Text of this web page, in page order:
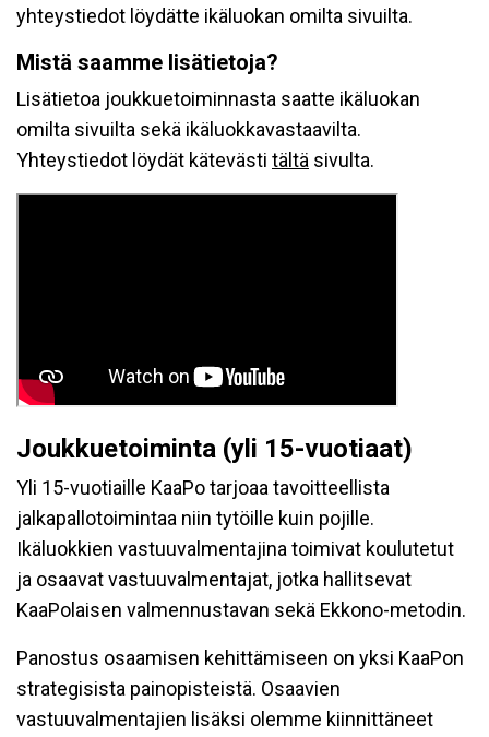
yhteystiedot löydätte ikäluokan omilta sivuilta.
Mistä saamme lisätietoja?
Lisätietoa joukkuetoiminnasta saatte ikäluokan
omilta sivuilta sekä ikäluokkavastaavilta.
Yhteystiedot löydät kätevästi tältä sivulta.
Joukkuetoiminta (yli 15-vuotiaat)
Yli 15-vuotiaille KaaPo tarjoaa tavoitteellista
jalkapallotoimintaa niin tytöille kuin pojille.
Ikäluokkien vastuuvalmentajina toimivat koulutetut
ja osaavat vastuuvalmentajat, jotka hallitsevat
KaaPolaisen valmennustavan sekä Ekkono-metodin.
Panostus osaamisen kehittämiseen on yksi KaaPon
strategisista painopisteistä. Osaavien
vastuuvalmentajien lisäksi olemme kiinnittäneet